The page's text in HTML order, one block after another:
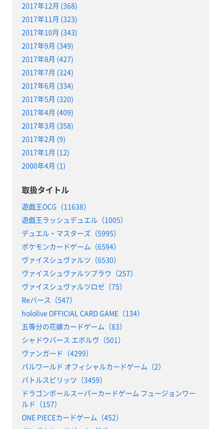
2017年12月 (368)
2017年11月 (323)
2017年10月 (343)
2017年9月 (349)
2017年8月 (427)
2017年7月 (324)
2017年6月 (334)
2017年5月 (320)
2017年4月 (409)
2017年3月 (358)
2017年2月 (9)
2017年1月 (12)
2000年4月 (1)
取扱タイトル
遊戯王OCG（11638）
遊戯王ラッシュデュエル（1005）
デュエル・マスターズ（5995）
ポケモンカードゲーム（6594）
ヴァイスシュヴァルツ（6530）
ヴァイスシュヴァルツブラウ（257）
ヴァイスシュヴァルツロゼ（75）
Reバース（547）
hololive OFFICIAL CARD GAME（134）
五等分の花嫁カードゲーム（83）
シャドウバース エボルヴ（501）
ヴァンガード（4299）
パルワールド オフィシャルカードゲーム（2）
バトルスピリッツ（3459）
ドラゴンボールスーパーカードゲーム フュージョンワー
ルド（157）
ONE PIECEカードゲーム（452）